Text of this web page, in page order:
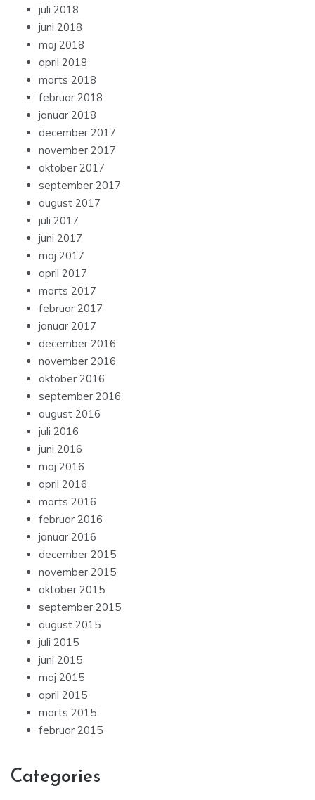
juli 2018
juni 2018
maj 2018
april 2018
marts 2018
februar 2018
januar 2018
december 2017
november 2017
oktober 2017
september 2017
august 2017
juli 2017
juni 2017
maj 2017
april 2017
marts 2017
februar 2017
januar 2017
december 2016
november 2016
oktober 2016
september 2016
august 2016
juli 2016
juni 2016
maj 2016
april 2016
marts 2016
februar 2016
januar 2016
december 2015
november 2015
oktober 2015
september 2015
august 2015
juli 2015
juni 2015
maj 2015
april 2015
marts 2015
februar 2015
Categories